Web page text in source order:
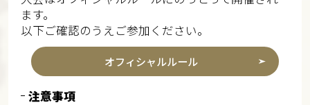
ます。
以下ご確認のうえご参加ください。
オフィシャルルール
注意事項